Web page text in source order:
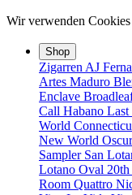
Wir verwenden
Shop
Zigarren AJ
Artes Maduro
Enclave
Call Habano Last
World
New World
Sampler San
Lotano Oval
Room Quattro